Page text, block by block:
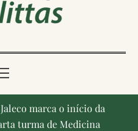
marca o início da
turma de Medicina